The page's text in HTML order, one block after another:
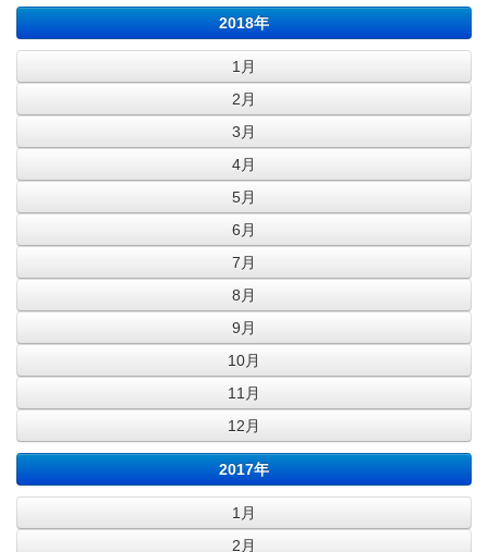
2018年
1月
2月
3月
4月
5月
6月
7月
8月
9月
10月
11月
12月
2017年
1月
2月